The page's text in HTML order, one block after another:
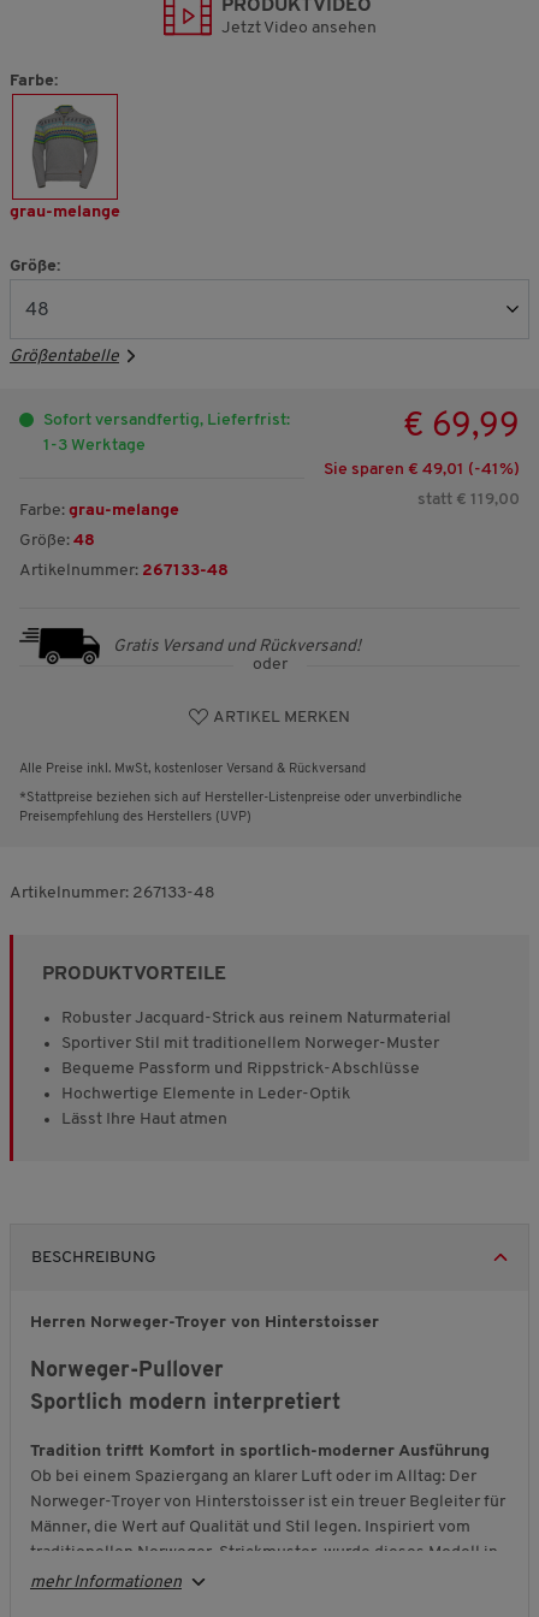
PRODUKTVIDEO
Jetzt Video ansehen
Farbe:
grau-melange
Größe:
Größentabelle
Sofort versandfertig, Lieferfrist:
1-3 Werktage
Farbe: grau-melange
Größe: 48
Artikelnummer: 267133-48
€ 69,99
Sie sparen € 49,01 (-41%)
statt € 119,00
Gratis Versand und Rückversand!
oder
ARTIKEL MERKEN
Alle Preise inkl. MwSt, kostenloser Versand & Rückversand
*Stattpreise beziehen sich auf Hersteller-Listenpreise oder unverbindliche
Preisempfehlung des Herstellers (UVP)
Artikelnummer: 267133-48
PRODUKTVORTEILE
Robuster Jacquard-Strick aus reinem Naturmaterial
Sportiver Stil mit traditionellem Norweger-Muster
Bequeme Passform und Rippstrick-Abschlüsse
Hochwertige Elemente in Leder-Optik
Lässt Ihre Haut atmen
BESCHREIBUNG
Herren Norweger-Troyer von Hinterstoisser
Norweger-Pullover
Sportlich modern interpretiert
Tradition trifft Komfort in sportlich-moderner Ausführung
Ob bei einem Spaziergang an klarer Luft oder im Alltag: Der
Norweger-Troyer von Hinterstoisser ist ein treuer Begleiter für
Männer, die Wert auf Qualität und Stil legen. Inspiriert vom
traditionellen Norweger-Strickmuster, wurde dieses Modell in
robuster Jacquard-Qualität gefertigt – aus 100 % reiner
mehr Informationen